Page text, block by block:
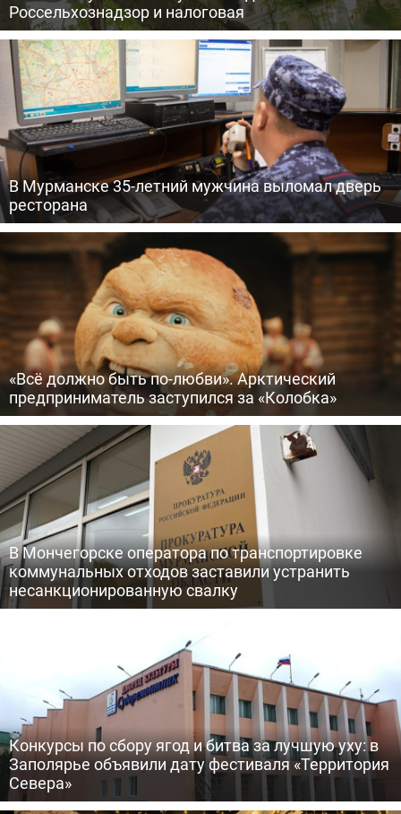
Россельхознадзор и налоговая
В Мурманске 35-летний мужчина выломал дверь
ресторана
«Всё должно быть по-любви». Арктический
предприниматель заступился за «Колобка»
В Мончегорске оператора по транспортировке
коммунальных отходов заставили устранить
несанкционированную свалку
Конкурсы по сбору ягод и битва за лучшую уху: в
Заполярье объявили дату фестиваля «Территория
Севера»